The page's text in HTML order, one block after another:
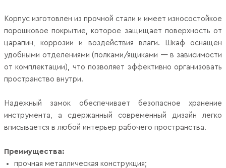
Корпус изготовлен из прочной стали и имеет износостойкое
порошковое покрытие, которое защищает поверхность от
царапин, коррозии и воздействия влаги. Шкаф оснащен
удобными отделениями (полками/ящиками — в зависимости
от комплектации), что позволяет эффективно организовать
пространство внутри.
Надежный замок обеспечивает безопасное хранение
инструмента, а сдержанный современный дизайн легко
вписывается в любой интерьер рабочего пространства.
Преимущества:
прочная металлическая конструкция;